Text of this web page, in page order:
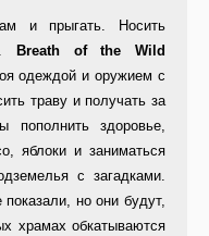
и прыгать. Носить
Breath of the Wild
одеждой и оружием с
траву и получать за
пополнить здоровье,
яблоки и заниматься
с загадками.
но они будут,
храмах обкатываются